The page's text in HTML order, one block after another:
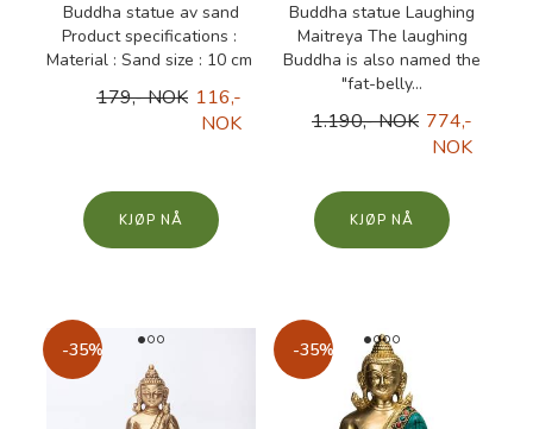
Buddha statue av sand
Product specifications :
Material : Sand size : 10 cm
179,- NOK 116,-
NOK
KJØP
Buddha statue Laughing
Maitreya The laughing
Buddha is also named the
"fat-belly...
1.190,- NOK 774,-
NOK
KJØP
-35% -35%